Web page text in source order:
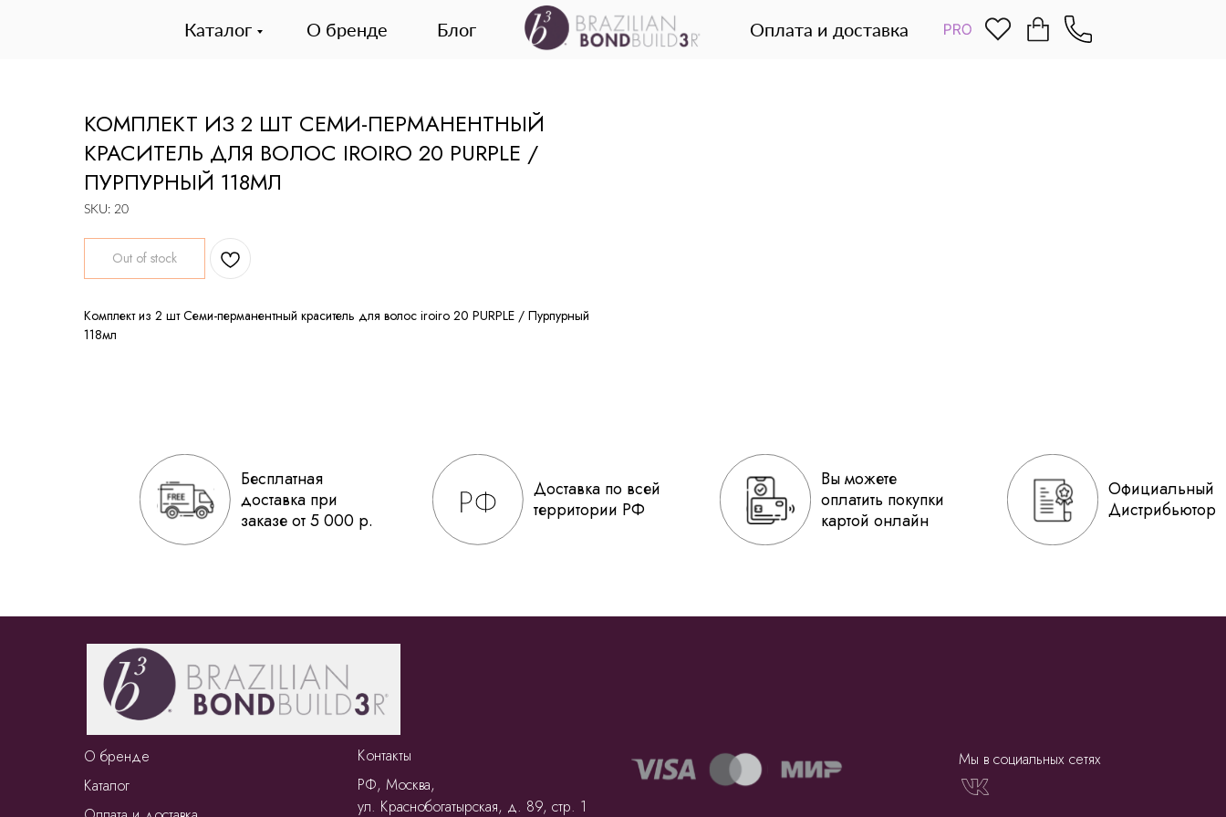
Каталог О бренде Блог Оплата и доставка
КОМПЛЕКТ ИЗ 2 ШТ СЕМИ-ПЕРМАНЕНТНЫЙ
КРАСИТЕЛЬ ДЛЯ ВОЛОС IROIRO 20 PURPLE /
ПУРПУРНЫЙ 118МЛ
SKU: 20
Out of stock
Комплект из 2 шт Семи-перманентный краситель для волос iroiro 20 PURPLE / Пурпурный
118мл
Официальный
Дистрибьютор
Вы можете
оплатить покупки
картой онлайн
Доставка по всей
территории РФ
Бесплатная
доставка при
заказе от 5 000 р.
О бренде
Каталог
РФ, Москва,
ул. Краснобогатырская, д. 89, стр. 1
Контакты Мы в социальных сетях